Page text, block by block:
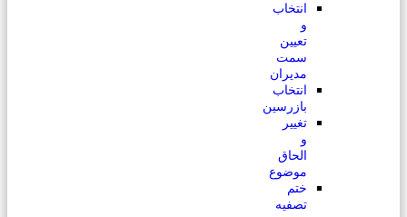
انتخاب
و
تعیین
سمت
مدیران
انتخاب
بازرسین
تغییر
و
الحاق
موضوع
ختم
تصفیه